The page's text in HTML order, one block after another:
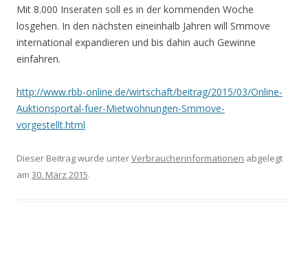
Mit 8.000 Inseraten soll es in der kommenden Woche
losgehen. In den nächsten eineinhalb Jahren will Smmove
international expandieren und bis dahin auch Gewinne
einfahren.
http://www.rbb-online.de/wirtschaft/beitrag/2015/03/Online-
Auktionsportal-fuer-Mietwohnungen-Smmove-
vorgestellt.html
Dieser Beitrag wurde unterVerbraucherinformationen abgelegt
am 30. März 2015.